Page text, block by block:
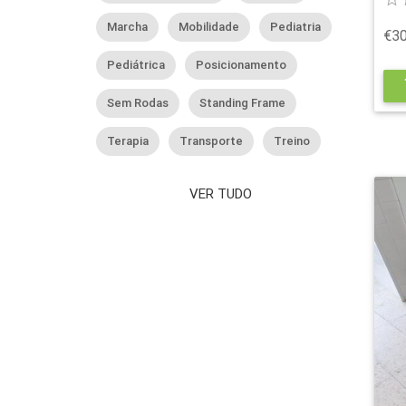
Marcha Mobilidade Pediatria
Pediátrica Posicionamento
Sem Rodas Standing Frame
Terapia Transporte Treino
VER TUDO